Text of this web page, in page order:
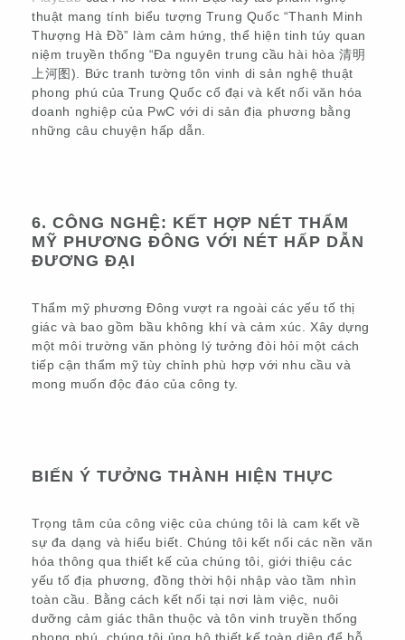
thuật mang tính biểu tượng Trung Quốc “Thanh Minh
Thượng Hà Đồ” làm cảm hứng, thể hiện tinh túy quan
niệm truyền thống “Đa nguyên trung cầu hài hòa 清明
上河图). Bức tranh tường tôn vinh di sản nghệ thuật
phong phú của Trung Quốc cổ đại và kết nối văn hóa
doanh nghiệp của PwC với di sản địa phương bằng
những câu chuyện hấp dẫn.
6. CÔNG NGHỆ: KẾT HỢP NÉT THẨM
MỸ PHƯƠNG ĐÔNG VỚI NÉT HẤP DẪN
ĐƯƠNG ĐẠI
Thẩm mỹ phương Đông vượt ra ngoài các yếu tố thị
giác và bao gồm bầu không khí và cảm xúc. Xây dựng
một môi trường văn phòng lý tưởng đòi hỏi một cách
tiếp cận thẩm mỹ tùy chỉnh phù hợp với nhu cầu và
mong muốn độc đáo của công ty.
BIẾN Ý TƯỞNG THÀNH HIỆN THỰC
Trọng tâm của công việc của chúng tôi là cam kết về
sự đa dạng và hiểu biết. Chúng tôi kết nối các nền văn
hóa thông qua thiết kế của chúng tôi, giới thiệu các
yếu tố địa phương, đồng thời hội nhập vào tầm nhìn
toàn cầu. Bằng cách kết nối tại nơi làm việc, nuôi
dưỡng cảm giác thân thuộc và tôn vinh truyền thống